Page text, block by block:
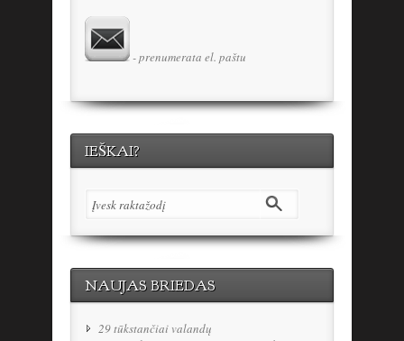
- prenumerata el. paštu
IEŠKAI?
NAUJAS BRIEDAS
29 tūkstančiai valandų